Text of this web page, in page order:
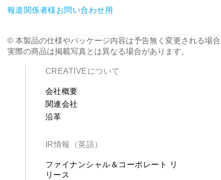
報道関係者様お問い合わせ用
© 本製品の仕様やパッケージ内容は予告無く変更される場
実際の商品は掲載写真とは異なる場合があります。
CREATIVEについて
会社概要
関連会社
沿革
IR情報（英語）
ファイナンシャル＆コーポレート リ
リース